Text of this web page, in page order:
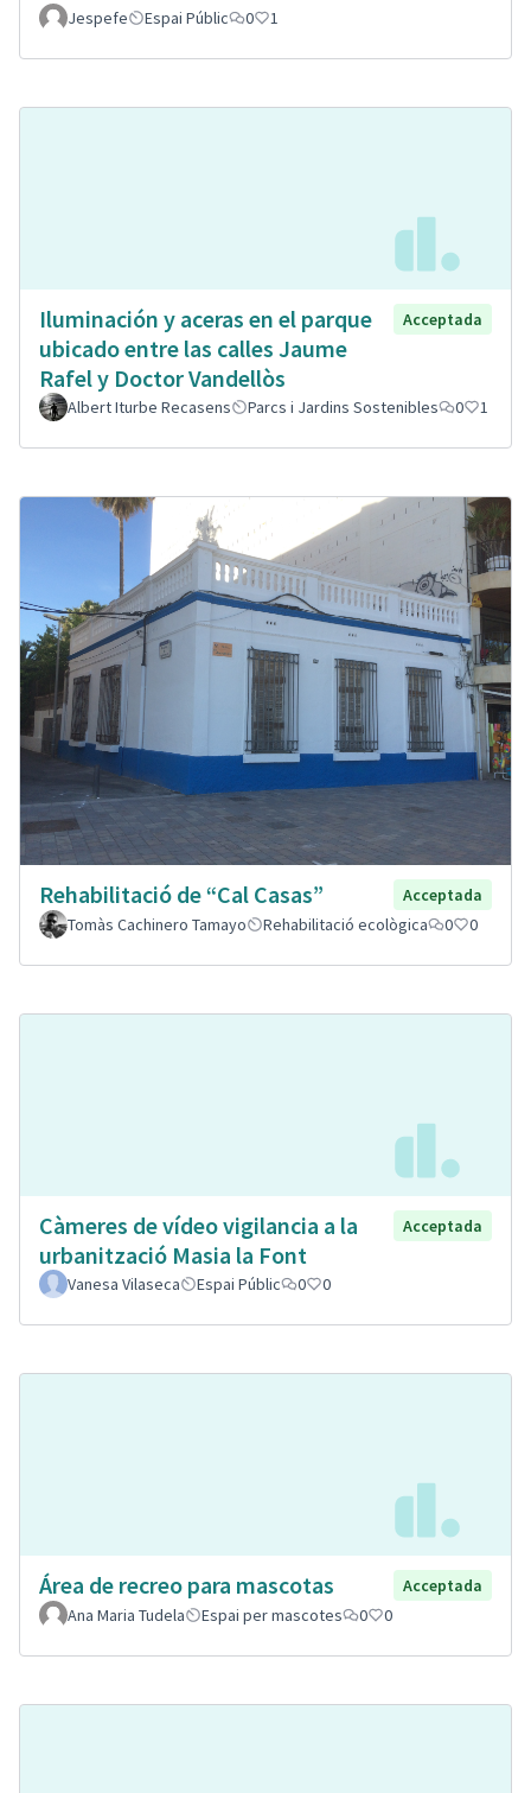
Jespefe Espai Públic 0 1
Iluminación y aceras en el parque
ubicado entre las calles Jaume
Rafel y Doctor Vandellòs
Acceptada
Albert Iturbe Recasens Parcs i Jardins Sostenibles 0 1
Rehabilitació de “Cal Casas”
Acceptada
Tomàs Cachinero Tamayo
Rehabilitació ecològica 0 0
Càmeres de vídeo vigilancia a la
urbanització Masia la Font
Acceptada
Vanesa Vilaseca Espai Públic 0 0
Área de recreo para mascotas
Acceptada
Ana Maria Tudela
Espai per mascotes 0 0